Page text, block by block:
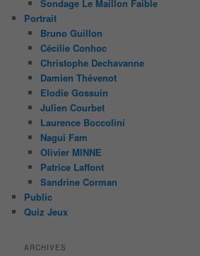
Sondage Le Maillon Faible
Portrait
Bruno Guillon
Cécilie Conhoc
Christophe Dechavanne
Damien Thévenot
Elodie Gossuin
Julien Courbet
Laurence Boccolini
Nagui Fam
Olivier MINNE
Patrice Laffont
Sandrine Corman
Public
Quiz Jeux
ARCHIVES